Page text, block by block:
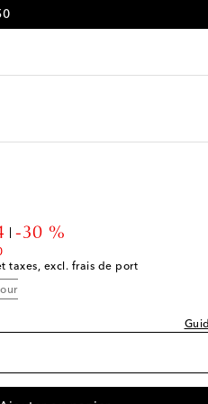
price
-30 %
taxes, excl. frais de port